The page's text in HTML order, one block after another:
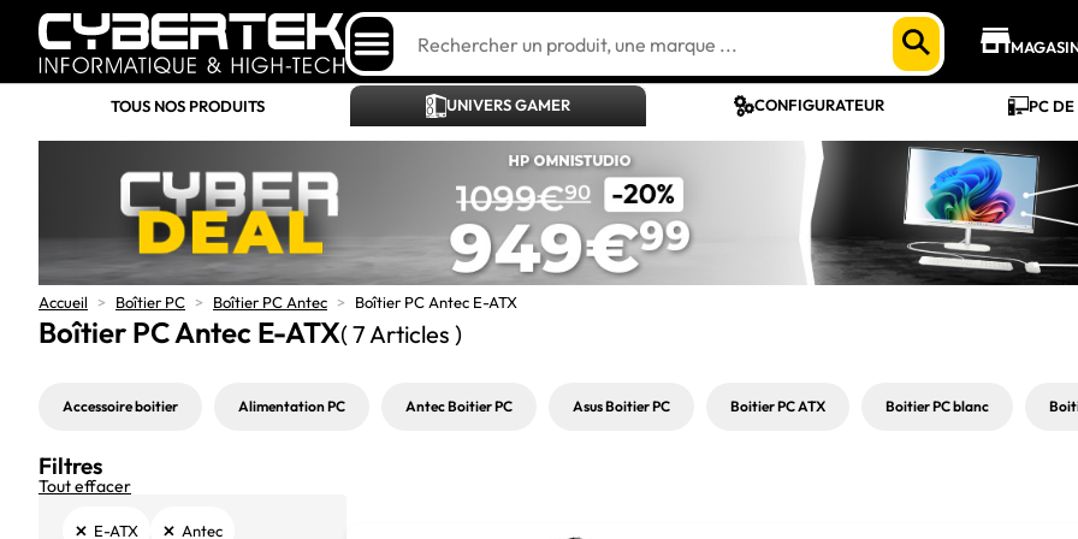
TOUS NOS PRODUITS UNIVERS GAMER CONFIGURATEUR PC DE
Accueil > Boîtier PC > Boîtier PC Antec > Boîtier PC Antec E-ATX
Boîtier PC Antec E-ATX( 7 Articles )
Accessoire boitier Alimentation PC Antec Boitier PC Asus Boitier PC Boitier PC ATX Boitier PC blanc
Filtres
Tout effacer
× E-ATX × Antec